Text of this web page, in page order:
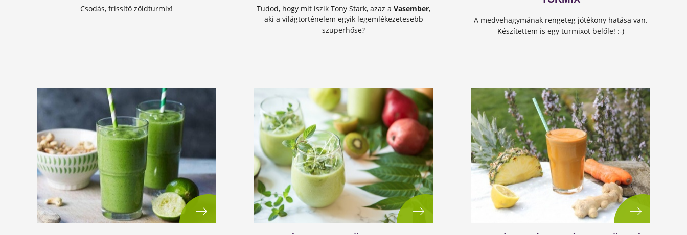
Csodás, frissítő zöldturmix! Tudod, hogy mit iszik Tony Stark, azaz a Vasember,
aki a világtörténelem egyik legemlékezetesebb
szuperhőse?
A medvehagymának rengeteg jótékony hatása van.
Készítettem is egy turmixot belőle! :-)